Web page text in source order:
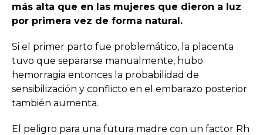
más alta que en las mujeres que dieron a luz
por primera vez de forma natural.
Si el primer parto fue problemático, la placenta
tuvo que separarse manualmente, hubo
hemorragia entonces la probabilidad de
sensibilización y conflicto en el embarazo posterior
también aumenta.
El peligro para una futura madre con un factor Rh